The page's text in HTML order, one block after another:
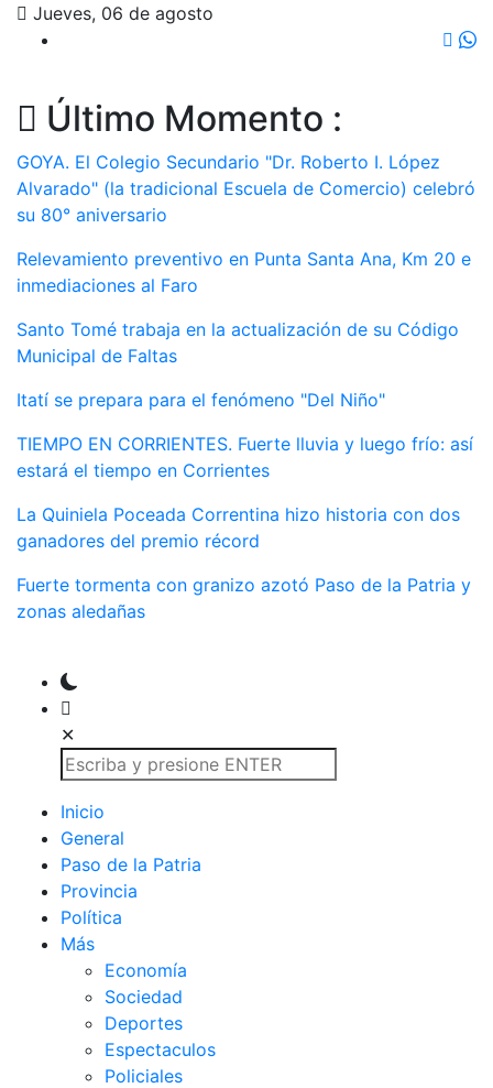
Jueves, 06 de agosto
Último Momento :
GOYA. El Colegio Secundario "Dr. Roberto I. López
Alvarado" (la tradicional Escuela de Comercio) celebró
su 80° aniversario
Relevamiento preventivo en Punta Santa Ana, Km 20 e
inmediaciones al Faro
Santo Tomé trabaja en la actualización de su Código
Municipal de Faltas
Itatí se prepara para el fenómeno "Del Niño"
TIEMPO EN CORRIENTES. Fuerte lluvia y luego frío: así
estará el tiempo en Corrientes
La Quiniela Poceada Correntina hizo historia con dos
ganadores del premio récord
Fuerte tormenta con granizo azotó Paso de la Patria y
zonas aledañas
✕
Inicio
General
Paso de la Patria
Provincia
Política
Más
Economía
Sociedad
Deportes
Espectaculos
Policiales